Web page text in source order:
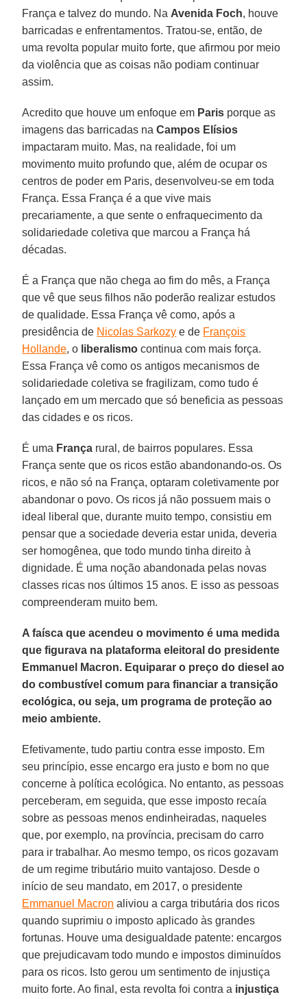
França e talvez do mundo. Na Avenida Foch, houve
barricadas e enfrentamentos. Tratou-se, então, de
uma revolta popular muito forte, que afirmou por meio
da violência que as coisas não podiam continuar
assim.
Acredito que houve um enfoque em Paris porque as
imagens das barricadas naCampos Elísios
impactaram muito. Mas, na realidade, foi um
movimento muito profundo que, além de ocupar os
centros de poder em Paris, desenvolveu-se em toda
França. Essa França é a que vive mais
precariamente, a que sente o enfraquecimento da
solidariedade coletiva que marcou a França há
décadas.
É a França que não chega ao fim do mês, a França
que vê que seus filhos não poderão realizar estudos
de qualidade. Essa França vê como, após a
presidência de Nicolas Sarkozy e de François
Hollande, o liberalismo continua com mais força.
Essa França vê como os antigos mecanismos de
solidariedade coletiva se fragilizam, como tudo é
lançado em um mercado que só beneficia as pessoas
das cidades e os ricos.
É uma França rural, de bairros populares. Essa
França sente que os ricos estão abandonando-os. Os
ricos, e não só na França, optaram coletivamente por
abandonar o povo. Os ricos já não possuem mais o
ideal liberal que, durante muito tempo, consistiu em
pensar que a sociedade deveria estar unida, deveria
ser homogênea, que todo mundo tinha direito à
dignidade. É uma noção abandonada pelas novas
classes ricas nos últimos 15 anos. E isso as pessoas
compreenderam muito bem.
A faísca que acendeu o movimento é uma medida
que figurava na plataforma eleitoral do presidente
Emmanuel Macron. Equiparar o preço do diesel ao
do combustível comum para financiar a transição
ecológica, ou seja, um programa de proteção ao
meio ambiente.
Efetivamente, tudo partiu contra esse imposto. Em
seu princípio, esse encargo era justo e bom no que
concerne à política ecológica. No entanto, as pessoas
perceberam, em seguida, que esse imposto recaía
sobre as pessoas menos endinheiradas, naqueles
que, por exemplo, na província, precisam do carro
para ir trabalhar. Ao mesmo tempo, os ricos gozavam
de um regime tributário muito vantajoso. Desde o
início de seu mandato, em 2017, o presidente
Emmanuel Macron aliviou a carga tributária dos ricos
quando suprimiu o imposto aplicado às grandes
fortunas. Houve uma desigualdade patente: encargos
que prejudicavam todo mundo e impostos diminuídos
para os ricos. Isto gerou um sentimento de injustiça
muito forte. Ao final, esta revolta foi contra a injustiça